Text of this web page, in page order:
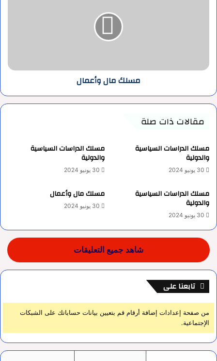
مسلك مال وأعمال
مقالات ذات صلة
مسلك الدراسات السياسية
والدولية
30 يونيو 2024
مسلك الدراسات السياسية
والدولية
30 يونيو 2024
مسلك الدراسات السياسية
والدولية
30 يونيو 2024
مسلك مال وأعمال
30 يونيو 2024
شاهد جميع التعليقات
تابعنا على
من صفحة إعدادات إضافة أرقام قم بتعيين بيانات حساباتك على الشبكات
الإجتماعية.